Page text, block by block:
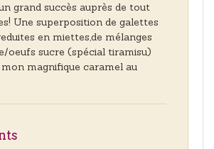
grand succès auprès de tout
Une superposition de galettes
en miettes,de mélanges
oeufs sucre (spécial tiramisu)
mon magnifique caramel au